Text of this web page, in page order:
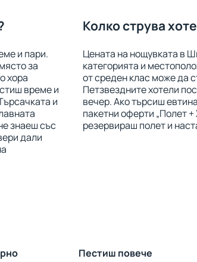
и пари.
за
хора
време и
и
знаеш със
дали
Колко струва
Цената на нощувката в
категорията и
от среден клас може да
Петзвездните хотели
вечер. Ако търсиш
пакетни оферти „Полет
резервираш полет и
Пестиш повече